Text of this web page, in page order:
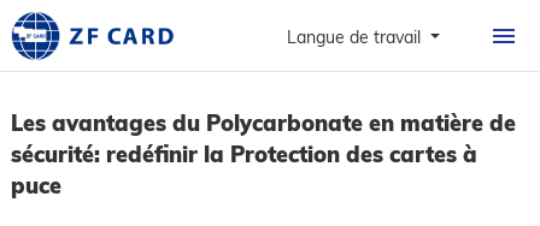
Langue de travail
ACCUEIL
À PROPOS
Les avantages du Polycarbonate en matière de
sécurité: redéfinir la Protection des cartes à
puce